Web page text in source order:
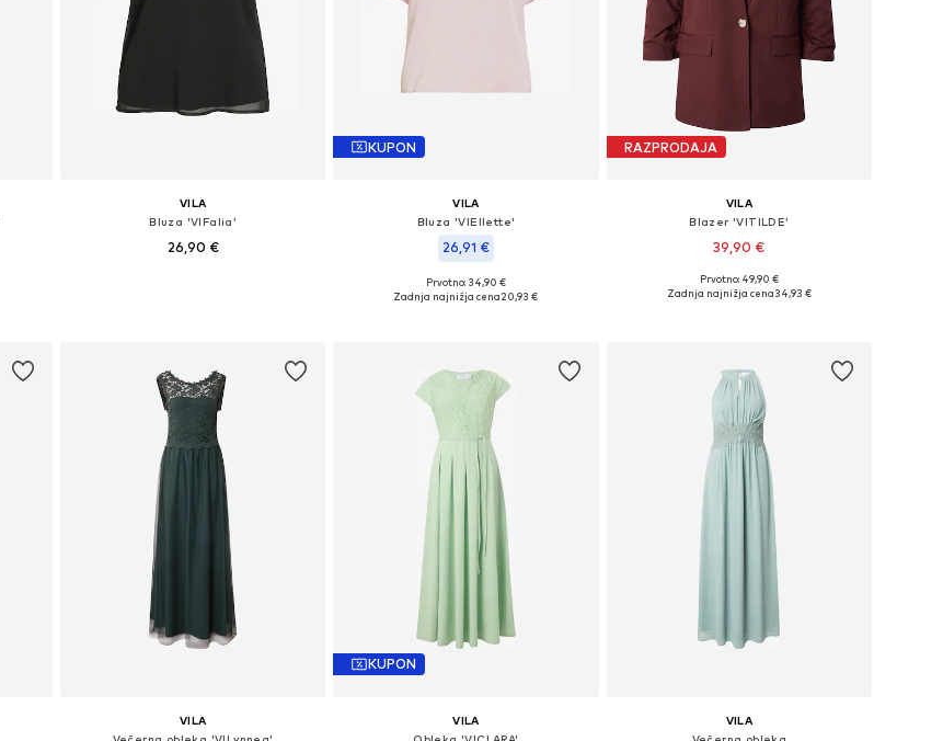
VILA
Bluza 'VIFalia'
26,90 €
KUPON
VILA
Bluza 'VIEllette'
26,91 €
+7
Razpoložljive velikosti: XS, S, M, L, XL
Prvotno: 34,90 €
Zadnja najnižja cena20,93 €
RAZPRODAJA
VILA
Blazer 'VITILDE'
39,90 €
Prvotno: 49,90 €
Zadnja najnižja cena34,93 €
VILA
Večerna obleka 'VILynnea'
KUPON
VILA
Obleka 'VICLARA'
VILA
Večerna obleka